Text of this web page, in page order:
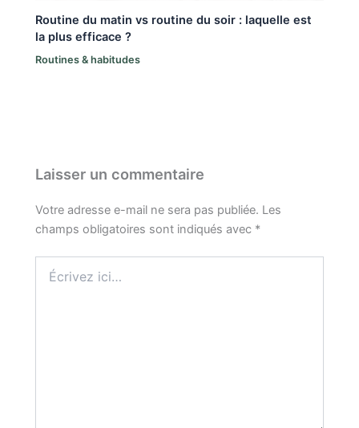
Routine du matin vs routine du soir : laquelle est
la plus efficace ?
Routines & habitudes
Laisser un commentaire
Votre adresse e-mail ne sera pas publiée. Les
champs obligatoires sont indiqués avec *
ici…